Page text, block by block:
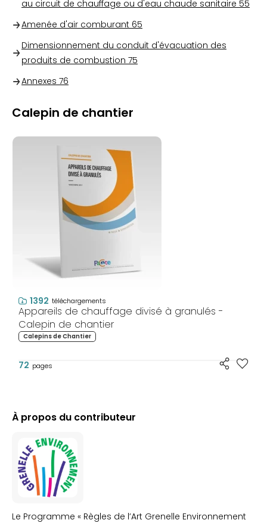
au circuit de chauffage ou d'eau chaude sanitaire 55
Amenée d'air comburant 65
Dimensionnement du conduit d'évacuation des
produits de combustion 75
Annexes 76
Calepin de chantier
1392 téléchargements
Appareils de chauffage divisé à granulés -
Calepin de chantier
Calepins de Chantier
72 pages
À propos du contributeur
Le Programme « Règles de l’Art Grenelle Environnement